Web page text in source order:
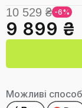
10 529 ₴ -6%
9 899 ₴
Можливі